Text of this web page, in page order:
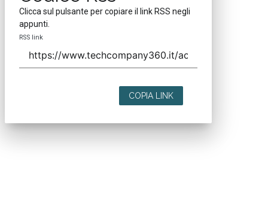
Clicca sul pulsante per copiare il link RSS negli
appunti.
RSS link
COPIA LINK